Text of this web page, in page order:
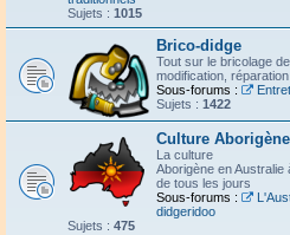
Sujets : 1015
Brico-didge
Tout sur le bricolage
modification,
Sous-forums :
Sujets : 1422
Culture
La culture
Aborigène en
de tous les jours
Sous-forums :
didgeridoo
Sujets : 475